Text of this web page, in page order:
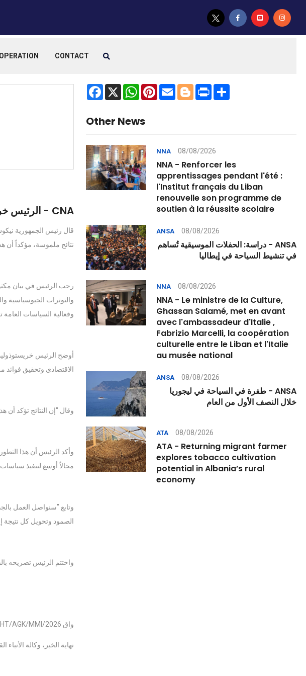
CONTACT
CNA - الرئيس خريستوذوليذيس: تقييم موديز يؤكد نجاح الاستراتيجية الاقتصادية
قال رئيس الجمهورية
نتائج ملموسة، مؤكداً أن
رحب الرئيس في بيان
والتوترات الجيوسياسية
وفعالية السياسات العامة
أوضح الرئيس
الاقتصادي وتحقيق فوائد
وقال "إن النتائج تؤكد
وأكد الرئيس أن هذا
مجالاً أوسع لتنفيذ
وتابع "سنواصل العمل
الصمود وتحويل كل نتيجة
واختتم الرئيس تصريحه
واق HT/AGK/MMI/2026
نهاية الخبر، وكالة الأنباء
Facebook
X WhatsApp
Pinterest
EmailBlogger
Print Share
Other News
NNA 08/08/2026
NNA - Renforcer les
apprentissages pendant l'été :
l'Institut français du Liban
renouvelle son programme de
soutien à la réussite scolaire
ANSA 08/08/2026
ANSA - دراسة: الحفلات الموسيقية تُساهم
في تنشيط السياحة في إيطاليا
NNA 08/08/2026
NNA - Le ministre de la Culture,
Ghassan Salamé, met en avant
avec l'ambassadeur d'Italie ,
Fabrizio Marcelli, la coopération
culturelle entre le Liban et l'Italie
au musée national
ANSA 08/08/2026
ANSA - طفرة في السياحة في ليجوريا
خلال النصف الأول من العام
ATA 08/08/2026
ATA - Returning migrant farmer
explores tobacco cultivation
potential in Albania’s rural
economy